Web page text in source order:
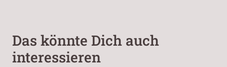
Das könnte Dich auch
interessieren